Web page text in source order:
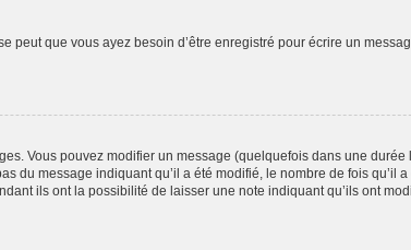
que vous ayez besoin d’être enregistré pour écrire un
Vous pouvez modifier un message (quelquefois dans une
du message indiquant qu’il a été modifié, le nombre de fois qu’il
ils ont la possibilité de laisser une note indiquant qu’ils ont